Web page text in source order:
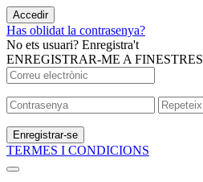
Accedir
Has oblidat la contrasenya?
No ets usuari? Enregistra't
ENREGISTRAR-ME A FINESTRES
Enregistrar-se
TERMES I CONDICIONS